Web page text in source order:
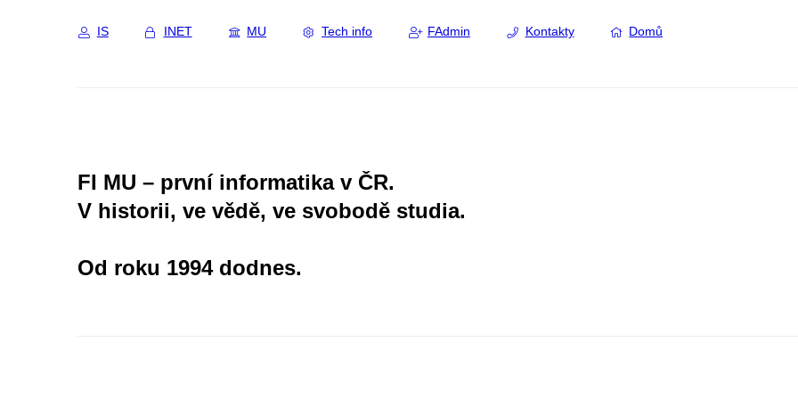
IS INET MU Tech info FAdmin Kontakty Domů
FI MU – první informatika v ČR.
V historii, ve vědě, ve svobodě studia.
Od roku 1994 dodnes.